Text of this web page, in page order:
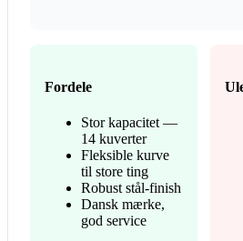
Fordele
Stor kapacitet —
14 kuverter
Fleksible kurve
til store ting
Robust stål-finish
Dansk mærke,
god service